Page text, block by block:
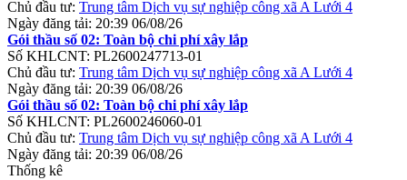
Chủ đầu tư: Trung tâm Dịch vụ sự nghiệp công xã A Lưới 4
Ngày đăng tải: 20:39 06/08/26
Gói thầu số 02: Toàn bộ chi phí xây lắp
Số KHLCNT: PL2600247713-01
Chủ đầu tư: Trung tâm Dịch vụ sự nghiệp công xã A Lưới 4
Ngày đăng tải: 20:39 06/08/26
Gói thầu số 02: Toàn bộ chi phí xây lắp
Số KHLCNT: PL2600246060-01
Chủ đầu tư: Trung tâm Dịch vụ sự nghiệp công xã A Lưới 4
Ngày đăng tải: 20:39 06/08/26
Thống kê